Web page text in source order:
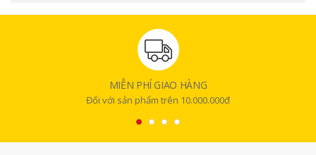
MIỄN PHÍ GIAO HÀNG
Đối với sản phẩm trên 10.000.000đ